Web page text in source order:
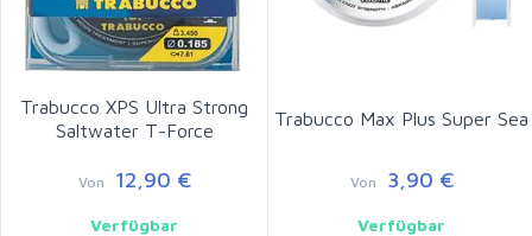
Trabucco XPS Ultra Strong
Saltwater T-Force
Von 12,90 €
Verfügbar
Trabucco Max Plus Super Sea
Von 3,90 €
Verfügbar